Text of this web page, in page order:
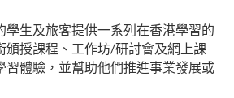
學生及旅客提供一系列在香港學習的
頒授課程、工作坊/研討會及網上課
習體驗，並幫助他們推進事業發展或